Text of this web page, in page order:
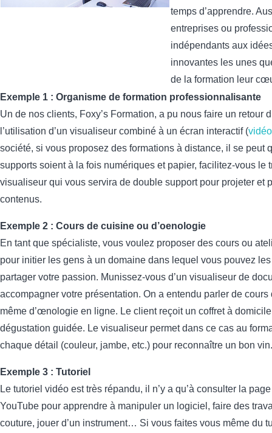
temps d’apprendre.
entreprises ou
indépendants aux
innovantes les unes
de la formation leur
Exemple 1 : Organisme de formation professionnalisante
Un de nos clients, Foxy’s Formation, a pu nous faire un retour
l’utilisation d’un visualiseur combiné à un écran interactif (vidéo
société, si vous proposez des formations à distance, il se peut
supports soient à la fois numériques et papier, facilitez-vous le
visualiseur qui vous servira de double support pour projeter et
contenus.
Exemple 2 : Cours de cuisine ou d’oenologie
En tant que spécialiste, vous voulez proposer des cours ou
pour initier les gens à un domaine dans lequel vous pouvez
partager votre passion. Munissez-vous d’un visualiseur de
accompagner votre présentation. On a entendu parler de cours
même d’œnologie en ligne. Le client reçoit un coffret à
dégustation guidée. Le visualiseur permet dans ce cas au
chaque détail (couleur, jambe, etc.) pour reconnaître un bon vin.
Exemple 3 : Tutoriel
Le tutoriel vidéo est très répandu, il n’y a qu’à consulter la
YouTube pour apprendre à manipuler un logiciel, faire des
couture, jouer d’un instrument… Si vous faites vous même du